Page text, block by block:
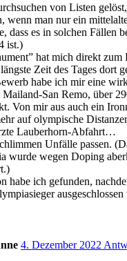
von Listen
wenn man nur ein
dass es in solchen Fällen
ist.)
hat mich direkt zum
Zeit des Tages dort
habe ich mir eine
San Remo, über
Von mir aus auch ein
auf olympische
Lauberhorn-Abfahrt…
Unfälle passen.
wurde wegen Doping
habe ich gefunden,
ausgeschlossen
4. Dezember 2022